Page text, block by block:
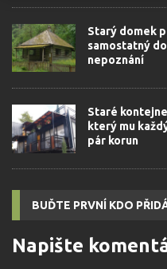
Starý domek
samostatný
nepoznání
Staré
který mu
pár korun
BUĎTE PRVNÍ KDO
Napište